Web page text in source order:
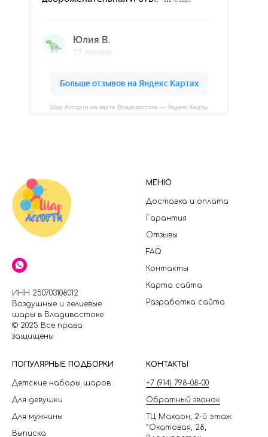
Шар Ассорти на карте Владивостока — Яндекс Карты
ИНН 250703108012
Воздушные и гелиевые
шары в Владивостоке
© 2025 Все права
защищены
МЕНЮ
Доставка и оплата
Гарантия
Отзывы
FAQ
Контакты
Карта сайта
Разработка сайта
ПОПУЛЯРНЫЕ ПОДБОРКИ
Детские наборы шаров
Для девушки
Для мужчины
Выписка
КОНТАКТЫ
+7 (914) 798-08-00
Обратный звонок
ТЦ Махаон, 2-й этаж
*Окатовая, 28,